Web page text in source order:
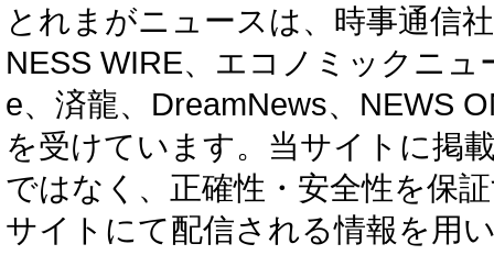
とれまがニュースは、時事通信
NESS WIRE、エコノミックニ
e、済龍、DreamNews、NEWS
を受けています。当サイトに掲
ではなく、正確性・安全性を保
サイトにて配信される情報を用